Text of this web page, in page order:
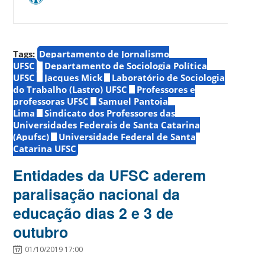
Tags: Departamento de Jornalismo
UFSC
Departamento de Sociologia Política
UFSC
Jacques Mick
Laboratório de Sociologia
do Trabalho (Lastro) UFSC
Professores e
professoras UFSC
Samuel Pantoja
Lima
Sindicato dos Professores das
Universidades Federais de Santa Catarina
(Apufsc)
Universidade Federal de Santa
Catarina UFSC
Entidades da UFSC aderem
paralisação nacional da
educação dias 2 e 3 de
outubro
01/10/2019 17:00